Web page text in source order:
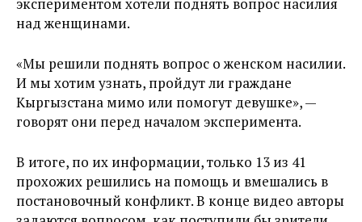
над женщинами.
«Мы решили поднять вопрос о женском насилии.
И мы хотим узнать, пройдут ли граждане
Кыргызстана мимо или помогут девушке», —
говорят они перед началом эксперимента.
В итоге, по их информации, только 13 из 41
прохожих решились на помощь и вмешались в
постановочный конфликт. В конце видео авторы